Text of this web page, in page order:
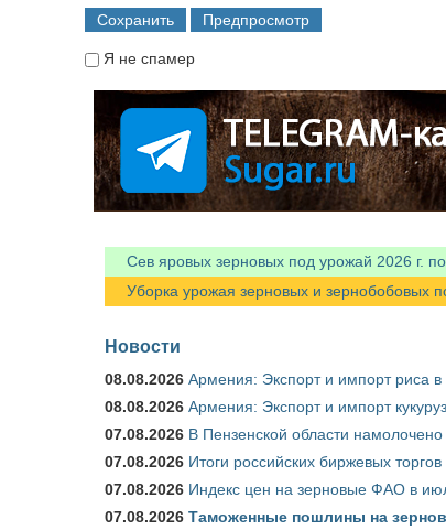
Я не спамер
Сев яровых зерновых под урожай 2026 г.
Уборка урожая зерновых и зернобобовых
Новости
08.08.2026 Армения: Экспорт и импорт риса
08.08.2026 Армения: Экспорт и импорт
07.08.2026 В Пензенской области
07.08.2026 Итоги российских биржевых
07.08.2026 Индекс цен на зерновые ФАО в
07.08.2026 Таможенные пошлины на